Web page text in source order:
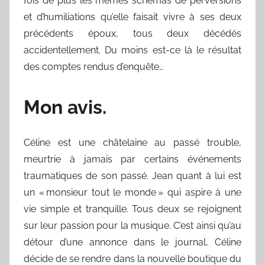
et d’humiliations qu’elle faisait vivre à ses deux
précédents époux, tous deux décédés
accidentellement. Du moins est-ce là le résultat
des comptes rendus d’enquête…
Mon avis.
Céline est une châtelaine au passé trouble,
meurtrie à jamais par certains événements
traumatiques de son passé. Jean quant à lui est
un « monsieur tout le monde » qui aspire à une
vie simple et tranquille. Tous deux se rejoignent
sur leur passion pour la musique. C’est ainsi qu’au
détour d’une annonce dans le journal, Céline
décide de se rendre dans la nouvelle boutique du